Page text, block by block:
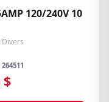
120/240V 10
/Divers
$